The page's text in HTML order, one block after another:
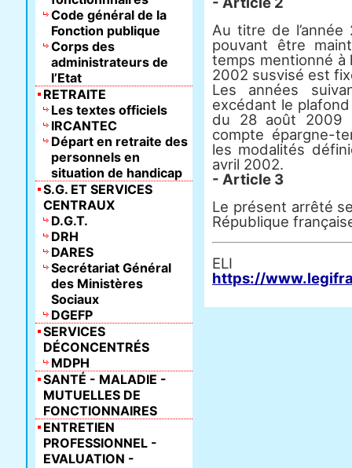
Au titre de
pouvant être
temps mentionné à
2002 susvisé est
Les années
excédant le
du 28 août 2009
compte épargne-
les modalités
avril 2002.
- Article 3
Le présent arrêté
République
https://
Code général de la
Fonction publique
Corps des
administrateurs de
l’Etat
RETRAITE
Les textes officiels
IRCANTEC
Départ en retraite des
personnels en
situation de handicap
S.G. ET SERVICES
CENTRAUX
D.G.T.
DRH
DARES
Secrétariat Général
des Ministères
Sociaux
DGEFP
SERVICES
DÉCONCENTRÉS
MDPH
SANTÉ - MALADIE -
MUTUELLES DE
FONCTIONNAIRES
ENTRETIEN
PROFESSIONNEL -
EVALUATION -